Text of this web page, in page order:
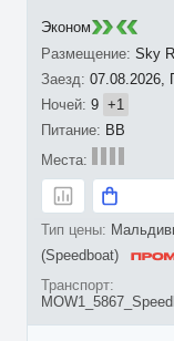
07.08.2026,
9 +1
Sky
BB
(Speedboat)
Эконом